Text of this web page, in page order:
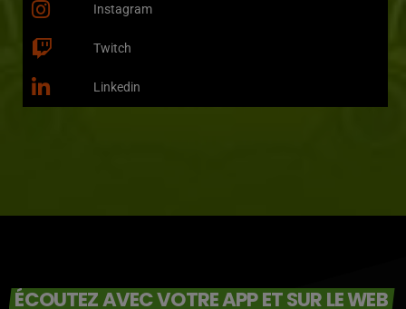
Instagram
Twitch
Linkedin
ÉCOUTEZ AVEC VOTRE APP ET SUR LE WEB